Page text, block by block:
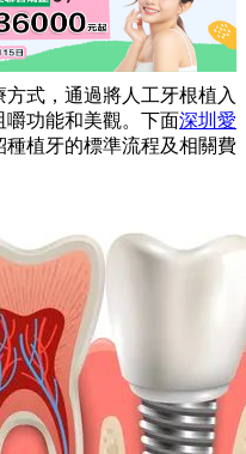
式，通過將人工牙根植入
嚼功能和美觀。下面深圳愛
植牙的標準流程及相關費